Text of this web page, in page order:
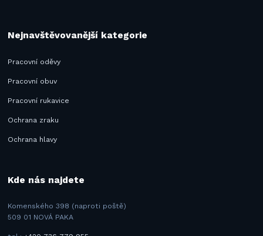
Nejnavštěvovanější kategorie
Pracovní oděvy
Pracovní obuv
Pracovní rukavice
Ochrana zraku
Ochrana hlavy
Kde nás najdete
Komenského 398 (naproti poště)
509 01 NOVÁ PAKA